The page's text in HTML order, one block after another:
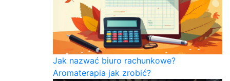
Jak nazwać biuro rachunkowe?
Aromaterapia jak zrobić?